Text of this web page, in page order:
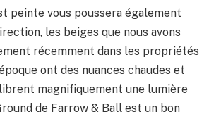
peinte vous poussera également
les beiges que nous avons
récemment dans les propriétés
ont des nuances chaudes et
magnifiquement une lumière
de Farrow & Ball est un bon